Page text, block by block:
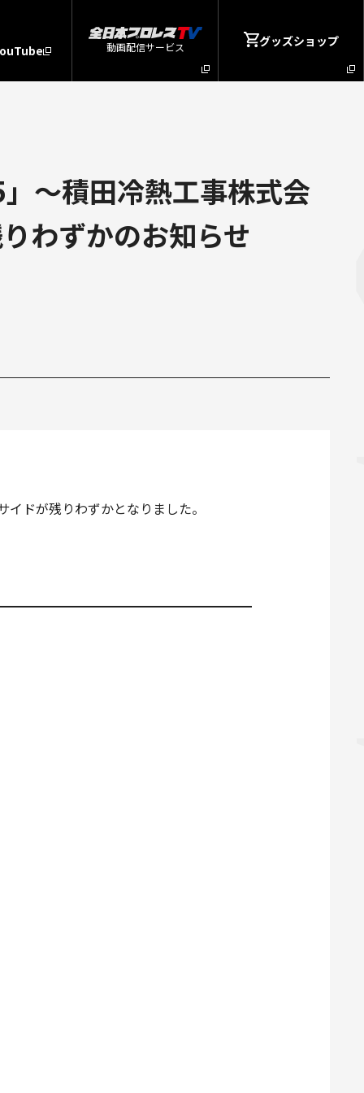
動画配信サービス グッズショップ
～積田冷熱工事株式会
わずかのお知らせ
ドが残りわずかとなりました。